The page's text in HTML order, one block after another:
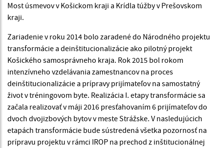
Most úsmevov v Košickom kraji a Krídla túžby v Prešovskom
kraji.
Zariadenie v roku 2014 bolo zaradené do Národného projektu
transformácie a deinštitucionalizácie ako pilotný projekt
Košického samosprávneho kraja. Rok 2015 bol rokom
intenzívneho vzdelávania zamestnancov na proces
deinštitucionalizácie a prípravy prijímateľov na samostatný
život v tréningovom byte. Realizácia I. etapy transformácie sa
začala realizovať v máji 2016 presťahovaním 6 prijímateľov do
dvoch dvojizbových bytov v meste Strážske. V nasledujúcich
etapách transformácie bude sústredená všetka pozornosť na
prípravu projektu v rámci IROP na prechod z inštitucionálnej